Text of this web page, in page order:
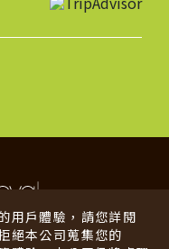
用戶體驗，請您詳閱
絕本公司蒐集您的